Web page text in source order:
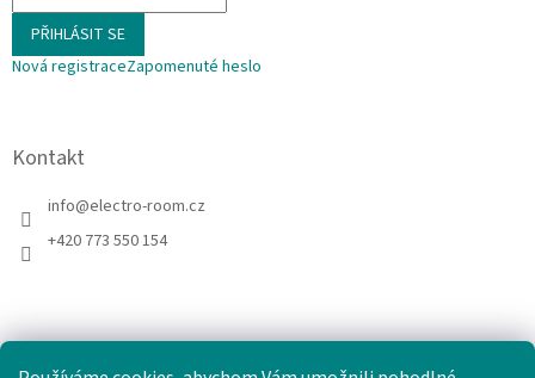
PŘIHLÁSIT SE
Nová registraceZapomenuté heslo
Kontakt
info@electro-room.cz
+420 773 550 154